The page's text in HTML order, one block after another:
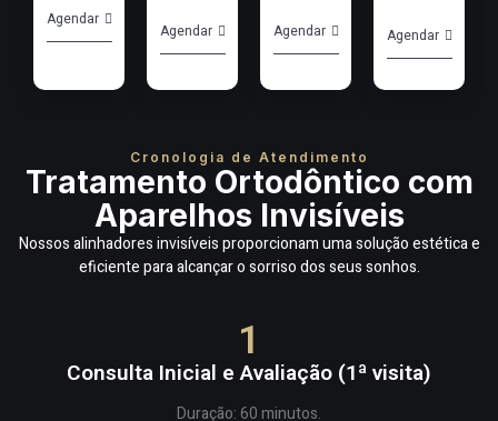
Agendar
Agendar Agendar Agendar
Cronologia de Atendimento
Tratamento Ortodôntico com
Aparelhos Invisíveis
Nossos alinhadores invisíveis proporcionam uma solução estética e
eficiente para alcançar o sorriso dos seus sonhos.
1
Consulta Inicial e Avaliação (1ª visita)
Duração: 60 minutos.